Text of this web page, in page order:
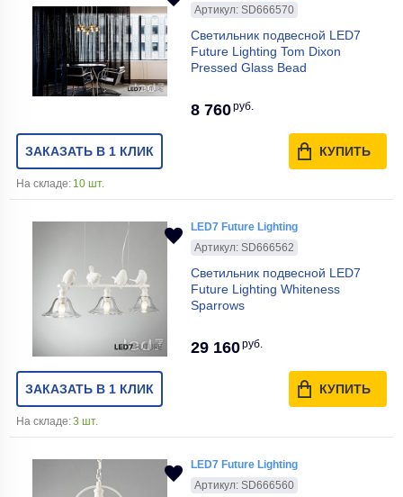
Артикул: SD666570
Светильник подвесной LED7
Future Lighting Tom Dixon
Pressed Glass Bead
8 760руб.
ЗАКАЗАТЬ В 1 КЛИК КУПИТЬ
На складе: 10 шт.
LED7 Future Lighting
Артикул: SD666562
Светильник подвесной LED7
Future Lighting Whiteness
Sparrows
29 160руб.
ЗАКАЗАТЬ В 1 КЛИК КУПИТЬ
На складе:3 шт.
LED7 Future Lighting
Артикул: SD666560